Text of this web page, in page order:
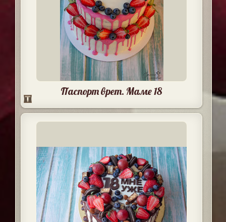
Паспорт врет. Маме 18